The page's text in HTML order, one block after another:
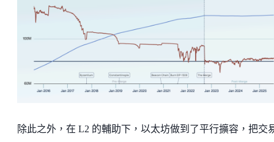
除此之外，在 L2 的輔助下，以太坊做到了平行擴容，把交